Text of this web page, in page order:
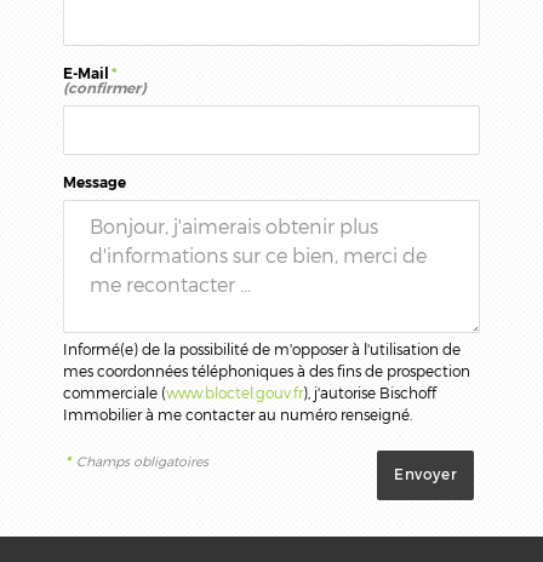
E-Mail *
(confirmer)
Message
Informé(e) de la possibilité de m'opposer à l'utilisation de
mes coordonnées téléphoniques à des fins de prospection
commerciale (www.bloctel.gouv.fr), j'autorise Bischoff
Immobilier à me contacter au numéro renseigné.
* Champs obligatoires